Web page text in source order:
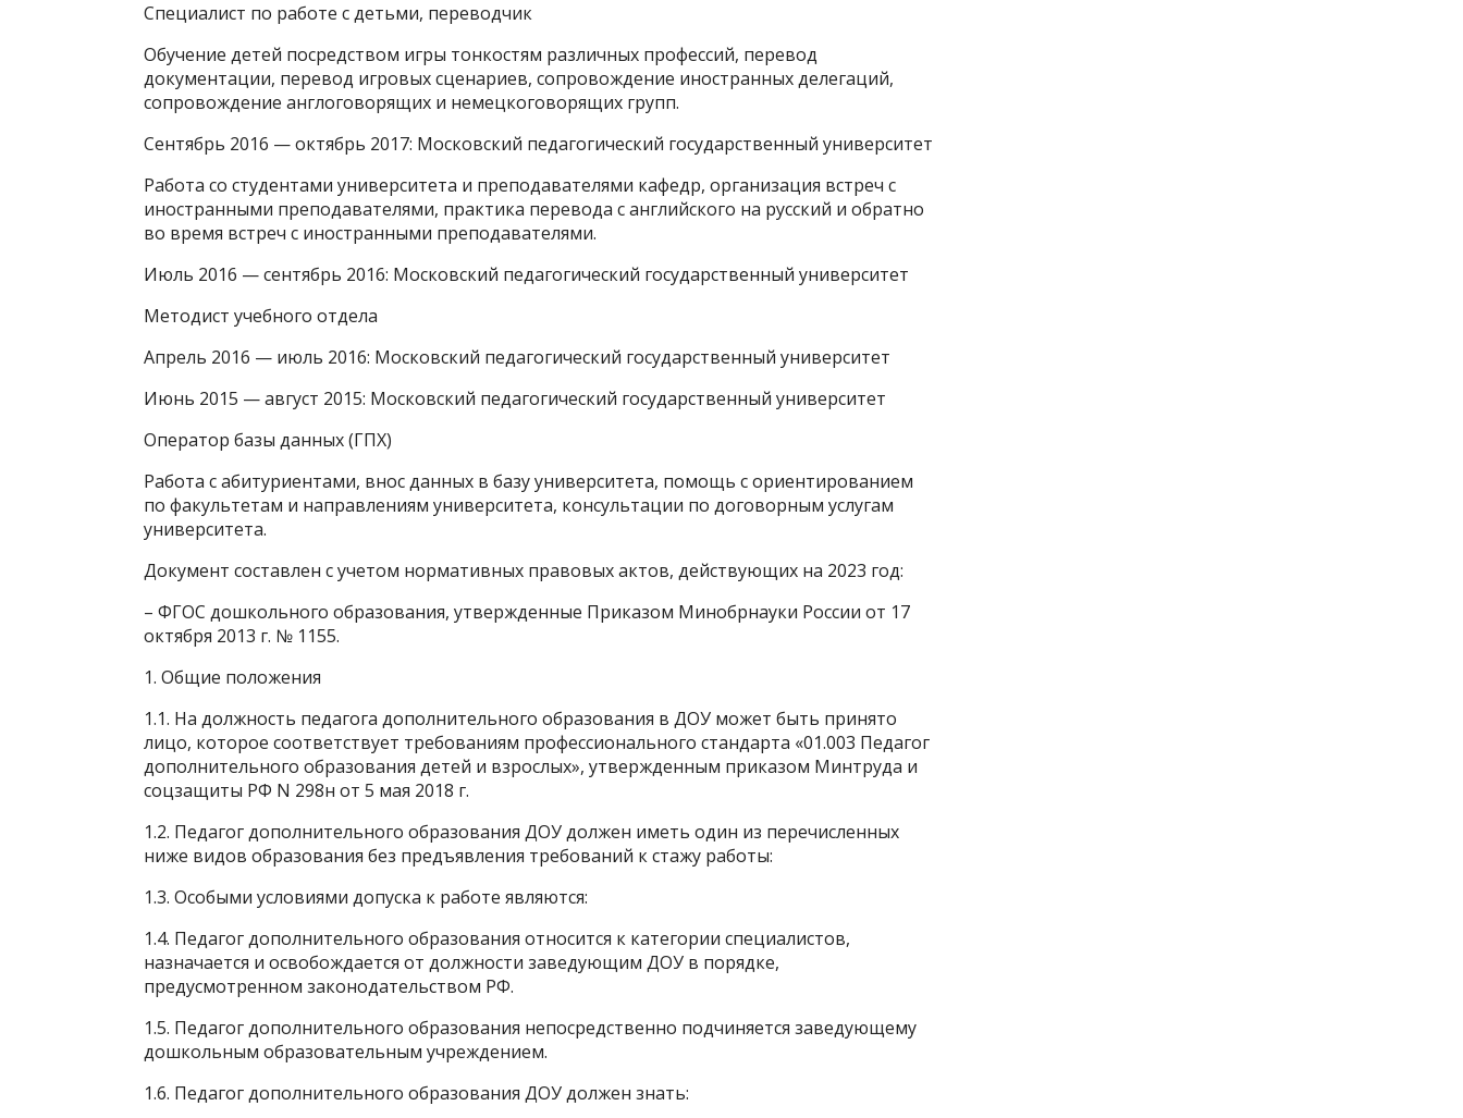
Специалист по работе с детьми, переводчик
Обучение детей посредством игры тонкостям различных профессий, перевод
документации, перевод игровых сценариев, сопровождение иностранных делегаций,
сопровождение англоговорящих и немецкоговорящих групп.
Сентябрь 2016 — октябрь 2017: Московский педагогический государственный университет
Работа со студентами университета и преподавателями кафедр, организация встреч с
иностранными преподавателями, практика перевода с английского на русский и обратно
во время встреч с иностранными преподавателями.
Июль 2016 — сентябрь 2016: Московский педагогический государственный университет
Методист учебного отдела
Апрель 2016 — июль 2016: Московский педагогический государственный университет
Июнь 2015 — август 2015: Московский педагогический государственный университет
Оператор базы данных (ГПХ)
Работа с абитуриентами, внос данных в базу университета, помощь с ориентированием
по факультетам и направлениям университета, консультации по договорным услугам
университета.
Документ составлен с учетом нормативных правовых актов, действующих на 2023 год:
– ФГОС дошкольного образования, утвержденные Приказом Минобрнауки России от 17
октября 2013 г. № 1155.
1. Общие положения
1.1. На должность педагога дополнительного образования в ДОУ может быть принято
лицо, которое соответствует требованиям профессионального стандарта «01.003 Педагог
дополнительного образования детей и взрослых», утвержденным приказом Минтруда и
соцзащиты РФ N 298н от 5 мая 2018 г.
1.2. Педагог дополнительного образования ДОУ должен иметь один из перечисленных
ниже видов образования без предъявления требований к стажу работы:
1.3. Особыми условиями допуска к работе являются:
1.4. Педагог дополнительного образования относится к категории специалистов,
назначается и освобождается от должности заведующим ДОУ в порядке,
предусмотренном законодательством РФ.
1.5. Педагог дополнительного образования непосредственно подчиняется заведующему
дошкольным образовательным учреждением.
1.6. Педагог дополнительного образования ДОУ должен знать: